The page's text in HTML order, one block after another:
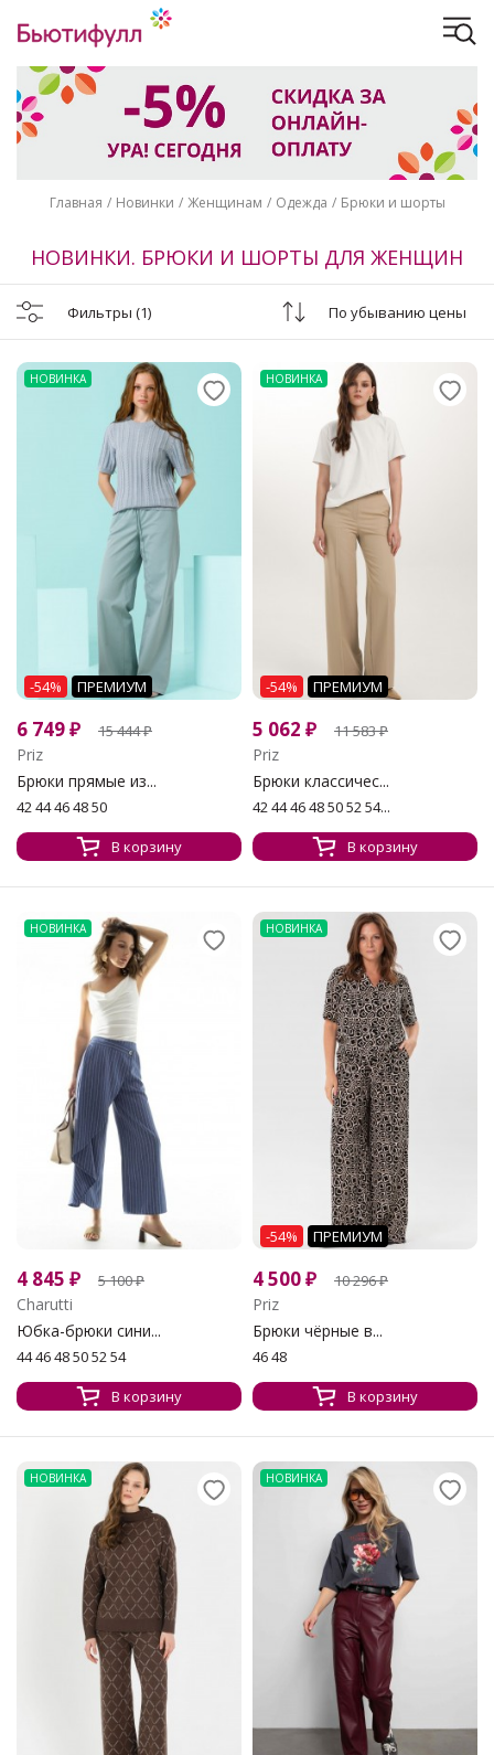
Главная Новинки Женщинам Одежда Брюки и шорты
НОВИНКИ. БРЮКИ И ШОРТЫ ДЛЯ ЖЕНЩИН
Фильтры (1) По убыванию цены
НОВИНКА
-54% ПРЕМИУМ
6 749₽ 15 444₽
Priz
Брюки прямые из...
42 44 46 48 50
В корзину
НОВИНКА
-54% ПРЕМИУМ
5 062 ₽ 11 583₽
Priz
Брюки классичес...
42 44 46 48 50 52 54...
В корзину
НОВИНКА
4 845 ₽ 5 100₽
Charutti
Юбка-брюки сини...
44 46 48 50 52 54
В корзину
НОВИНКА
-54% ПРЕМИУМ
4 500₽ 10 296₽
Priz
Брюки чёрные в...
46 48
В корзину
НОВИНКА НОВИНКА